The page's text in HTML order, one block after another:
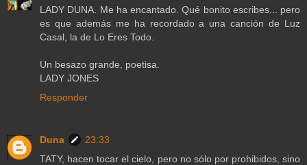
LADY DUNA. Me ha encantado. Qué bonito escribes... pero
es que además me ha recordado a una canción de Luz
Casal, la de Lo Eres Todo.
Un besazo grande, poetisa.
LADY JONES
Responder
Duna
23:33
TATY, hacen tocar el cielo, pero no sólo por prohibidos, sino